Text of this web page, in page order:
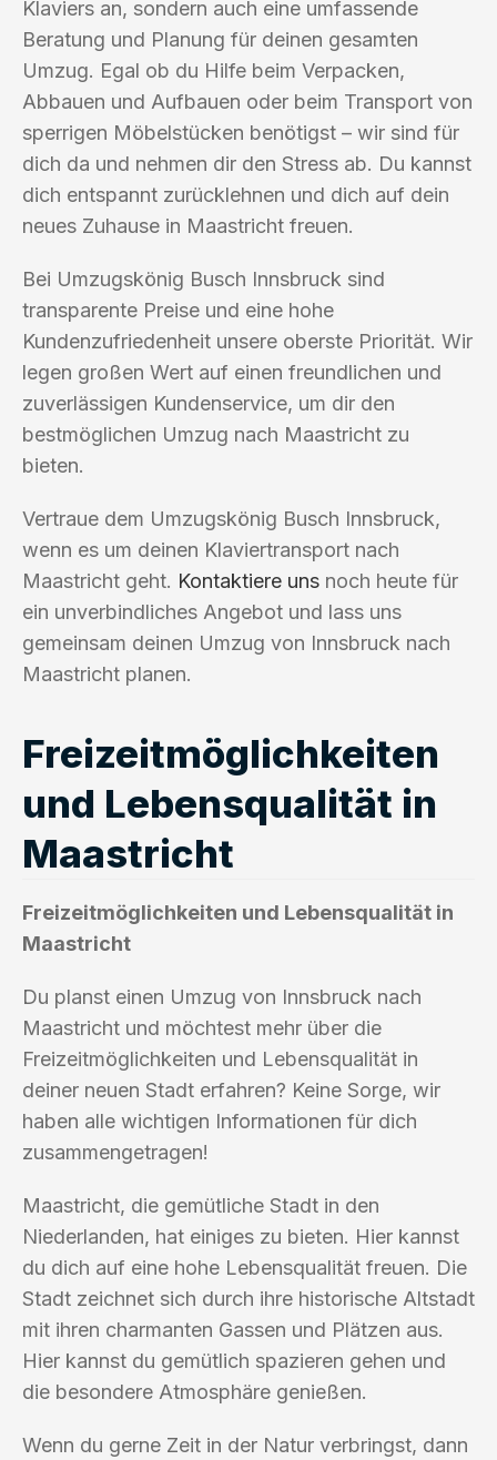
Klaviers an, sondern auch eine umfassende
Beratung und Planung für deinen gesamten
Umzug. Egal ob du Hilfe beim Verpacken,
Abbauen und Aufbauen oder beim Transport von
sperrigen Möbelstücken benötigst – wir sind für
dich da und nehmen dir den Stress ab. Du kannst
dich entspannt zurücklehnen und dich auf dein
neues Zuhause in Maastricht freuen.
Bei Umzugskönig Busch Innsbruck sind
transparente Preise und eine hohe
Kundenzufriedenheit unsere oberste Priorität. Wir
legen großen Wert auf einen freundlichen und
zuverlässigen Kundenservice, um dir den
bestmöglichen Umzug nach Maastricht zu
bieten.
Vertraue dem Umzugskönig Busch Innsbruck,
wenn es um deinen Klaviertransport nach
Maastricht geht. Kontaktiere uns noch heute für
ein unverbindliches Angebot und lass uns
gemeinsam deinen Umzug von Innsbruck nach
Maastricht planen.
Freizeitmöglichkeiten
und Lebensqualität in
Maastricht
Freizeitmöglichkeiten und Lebensqualität in
Maastricht
Du planst einen Umzug von Innsbruck nach
Maastricht und möchtest mehr über die
Freizeitmöglichkeiten und Lebensqualität in
deiner neuen Stadt erfahren? Keine Sorge, wir
haben alle wichtigen Informationen für dich
zusammengetragen!
Maastricht, die gemütliche Stadt in den
Niederlanden, hat einiges zu bieten. Hier kannst
du dich auf eine hohe Lebensqualität freuen. Die
Stadt zeichnet sich durch ihre historische Altstadt
mit ihren charmanten Gassen und Plätzen aus.
Hier kannst du gemütlich spazieren gehen und
die besondere Atmosphäre genießen.
Wenn du gerne Zeit in der Natur verbringst, dann